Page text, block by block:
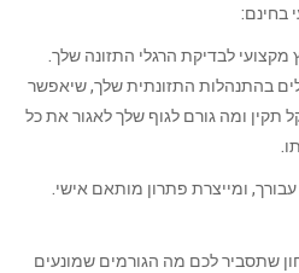
בחינם:
מקצועי לבדיקת הרגלי התזונה שלך.
בהתנהלות התזונתית שלך, שיאפשר
תקין ומה גורם לגוף שלך לאגור את כל
ומייצרת פתרון מותאם אישי.
שתסביר לכם מה הגורמים שמונעים